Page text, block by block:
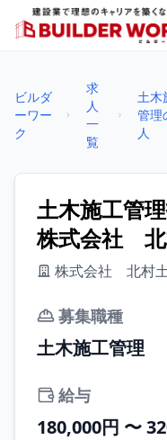
ビルダ
ーワー
ク
求
人
一
覧
土木
管理
人
土木施工管
株式会社
株式会社 北村
募集職種
土木施工管理
給与
180,000円 〜